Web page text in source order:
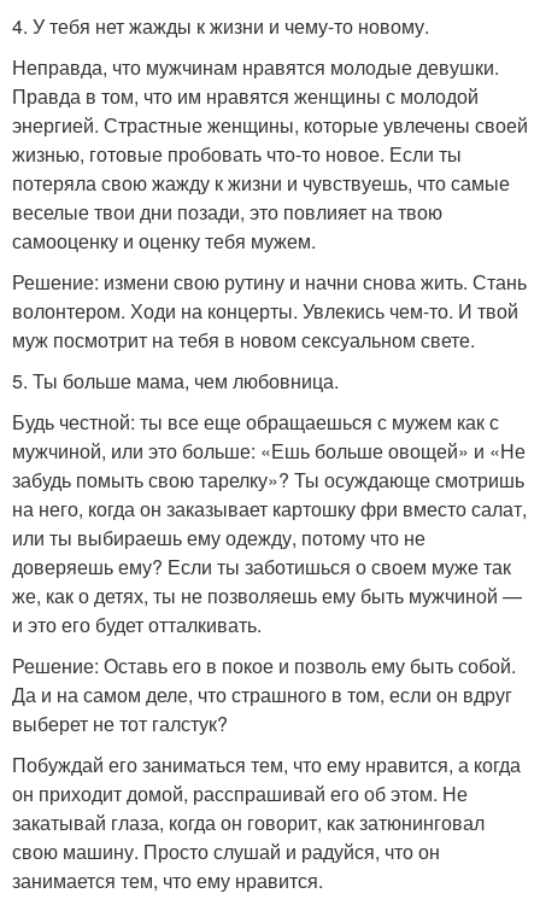
4. У тебя нет жажды к жизни и чему-то новому.
Неправда, что мужчинам нравятся молодые девушки.
Правда в том, что им нравятся женщины с молодой
энергией. Страстные женщины, которые увлечены своей
жизнью, готовые пробовать что-то новое. Если ты
потеряла свою жажду к жизни и чувствуешь, что самые
веселые твои дни позади, это повлияет на твою
самооценку и оценку тебя мужем.
Решение: измени свою рутину и начни снова жить. Стань
волонтером. Ходи на концерты. Увлекись чем-то. И твой
муж посмотрит на тебя в новом сексуальном свете.
5. Ты больше мама, чем любовница.
Будь честной: ты все еще обращаешься с мужем как с
мужчиной, или это больше: «Ешь больше овощей» и «Не
забудь помыть свою тарелку»? Ты осуждающе смотришь
на него, когда он заказывает картошку фри вместо салат,
или ты выбираешь ему одежду, потому что не
доверяешь ему? Если ты заботишься о своем муже так
же, как о детях, ты не позволяешь ему быть мужчиной —
и это его будет отталкивать.
Решение: Оставь его в покое и позволь ему быть собой.
Да и на самом деле, что страшного в том, если он вдруг
выберет не тот галстук?
Побуждай его заниматься тем, что ему нравится, а когда
он приходит домой, расспрашивай его об этом. Не
закатывай глаза, когда он говорит, как затюнинговал
свою машину. Просто слушай и радуйся, что он
занимается тем, что ему нравится.